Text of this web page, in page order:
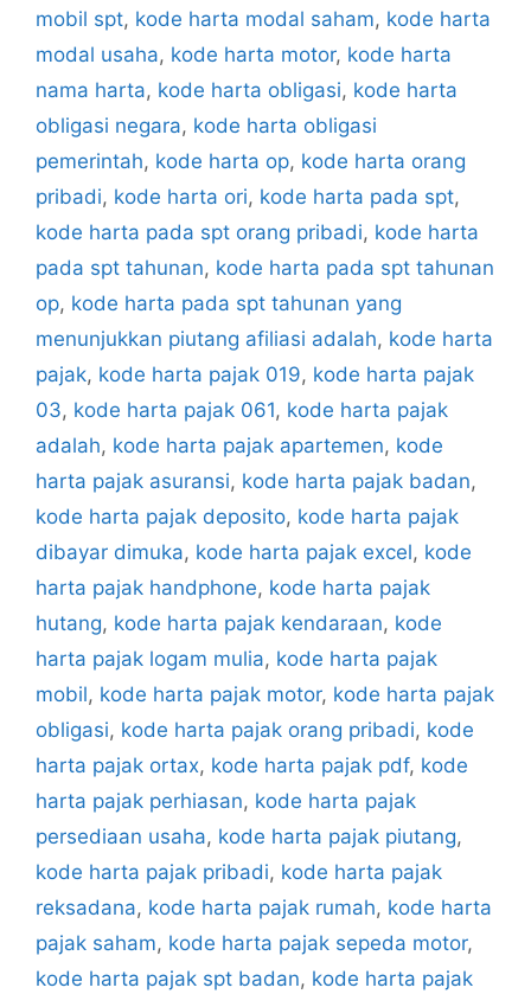
mobil spt, kode harta modal saham, kode harta
modal usaha, kode harta motor, kode harta
nama harta, kode harta obligasi, kode harta
obligasi negara, kode harta obligasi
pemerintah, kode harta op, kode harta orang
pribadi, kode harta ori, kode harta pada spt,
kode harta pada spt orang pribadi, kode harta
pada spt tahunan, kode harta pada spt tahunan
op, kode harta pada spt tahunan yang
menunjukkan piutang afiliasi adalah, kode harta
pajak, kode harta pajak 019, kode harta pajak
03, kode harta pajak 061, kode harta pajak
adalah, kode harta pajak apartemen, kode
harta pajak asuransi, kode harta pajak badan,
kode harta pajak deposito, kode harta pajak
dibayar dimuka, kode harta pajak excel, kode
harta pajak handphone, kode harta pajak
hutang, kode harta pajak kendaraan, kode
harta pajak logam mulia, kode harta pajak
mobil, kode harta pajak motor, kode harta pajak
obligasi, kode harta pajak orang pribadi, kode
harta pajak ortax, kode harta pajak pdf, kode
harta pajak perhiasan, kode harta pajak
persediaan usaha, kode harta pajak piutang,
kode harta pajak pribadi, kode harta pajak
reksadana, kode harta pajak rumah, kode harta
pajak saham, kode harta pajak sepeda motor,
kode harta pajak spt badan, kode harta pajak